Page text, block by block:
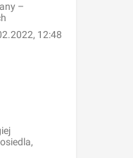
–
12:48